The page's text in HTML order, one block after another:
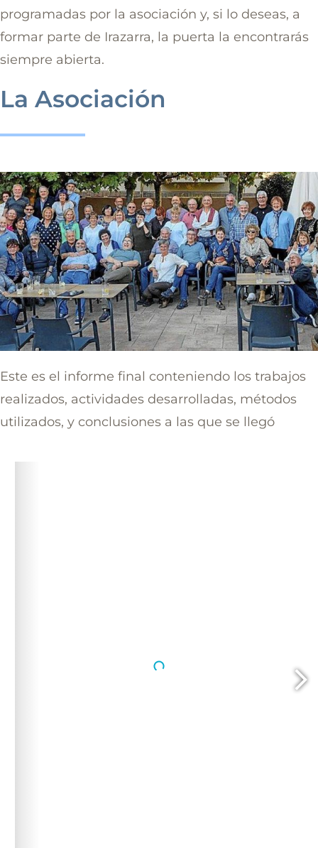
programadas por la asociación y, si lo deseas, a
formar parte de Irazarra, la puerta la encontrarás
siempre abierta.
La Asociación
Este es el informe final conteniendo los trabajos
realizados, actividades desarrolladas, métodos
utilizados, y conclusiones a las que se llegó